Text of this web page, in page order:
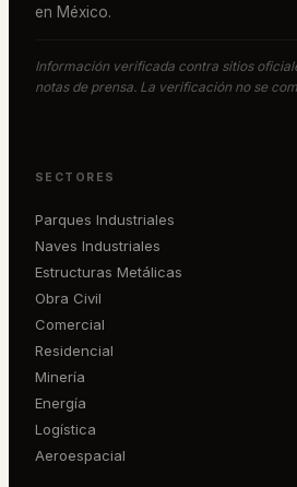
en México.
Información verificada contra sitios
notas de prensa. La verificación no se
SECTORES
Parques Industriales
Naves Industriales
Estructuras Metálicas
Obra Civil
Comercial
Residencial
Minería
Energía
Logística
Aeroespacial